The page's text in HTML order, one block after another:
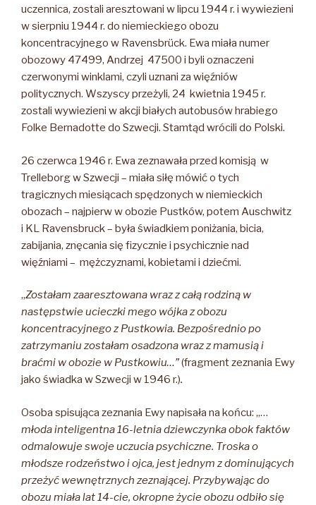
uczennica, zostali aresztowani w lipcu 1944 r. i wywiezieni
w sierpniu 1944 r. do niemieckiego obozu
koncentracyjnego w Ravensbrück. Ewa miała numer
obozowy 47499, Andrzej 47500 i byli oznaczeni
czerwonymi winklami, czyli uznani za więźniów
politycznych. Wszyscy przeżyli, 24 kwietnia 1945 r.
zostali wywiezieni w akcji białych autobusów hrabiego
Folke Bernadotte do Szwecji. Stamtąd wrócili do Polski.
26 czerwca 1946 r. Ewa zeznawała przed komisją w
Trelleborg w Szwecji – miała siłę mówić o tych
tragicznych miesiącach spędzonych w niemieckich
obozach – najpierw w obozie Pustków, potem Auschwitz
i KL Ravensbruck – była świadkiem poniżania, bicia,
zabijania, znęcania się fizycznie i psychicznie nad
więźniami – mężczyznami, kobietami i dziećmi.
„Zostałam zaaresztowana wraz z całą rodziną w
następstwie ucieczki mego wójka z obozu
koncentracyjnego z Pustkowia. Bezpośrednio po
zatrzymaniu zostałam osadzona wraz z mamusią i
braćmi w obozie w Pustkowiu…”(fragment zeznania Ewy
jako świadka w Szwecji w 1946 r.).
Osoba spisująca zeznania Ewy napisała na końcu: „…
młoda inteligentna 16-letnia dziewczynka obok faktów
odmalowuje swoje uczucia psychiczne. Troska o
młodsze rodzeństwo i ojca, jest jednym z dominujących
przeżyć wewnętrznych zeznającej. Przybywając do
obozu miała lat 14-cie, okropne życie obozu odbiło się